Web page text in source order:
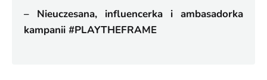
– Nieuczesana, influencerka i ambasadorka
kampanii #PLAYTHEFRAME